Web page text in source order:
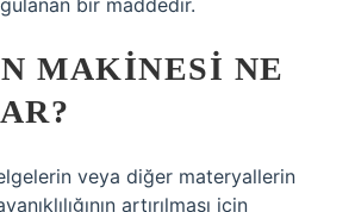
bir maddedir.
MAKINESI NE
veya diğer materyallerin
artırılması için